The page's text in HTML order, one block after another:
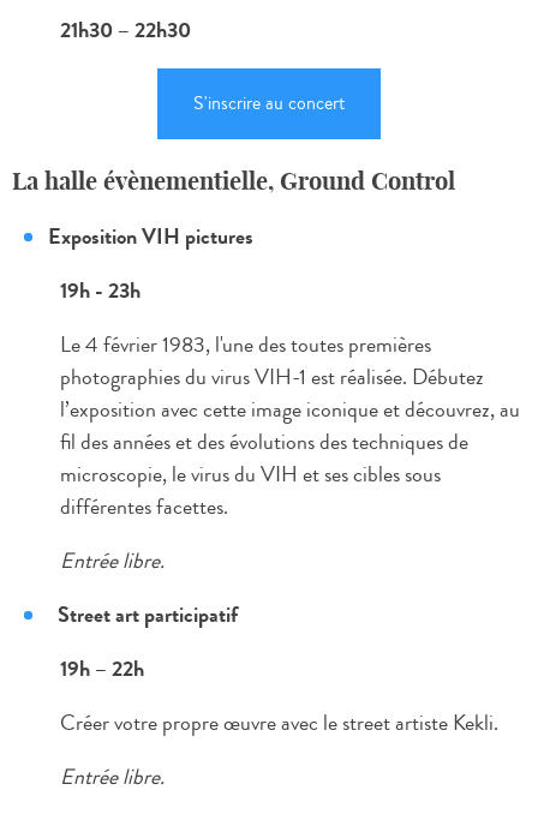
21h30 – 22h30
S'inscrire au concert
La halle évènementielle, Ground Control
Exposition VIH pictures
19h - 23h
Le 4 février 1983, l'une des toutes premières
photographies du virus VIH-1 est réalisée. Débutez
l’exposition avec cette image iconique et découvrez, au
fil des années et des évolutions des techniques de
microscopie, le virus du VIH et ses cibles sous
différentes facettes.
Entrée libre.
Street art participatif
19h – 22h
Créer votre propre œuvre avec le street artiste Kekli.
Entrée libre.